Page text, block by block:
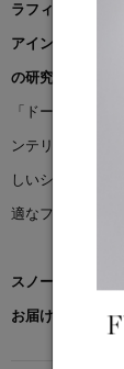
ラフィックをあ
アインターナシ
の研究および保
「ドーン クル
ンテリー素材を
しいシルエット
適なフィット感
スノーグース by
お届けいたしま